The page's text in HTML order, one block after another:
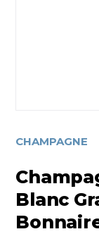
CHAMPAGNE
Blanc